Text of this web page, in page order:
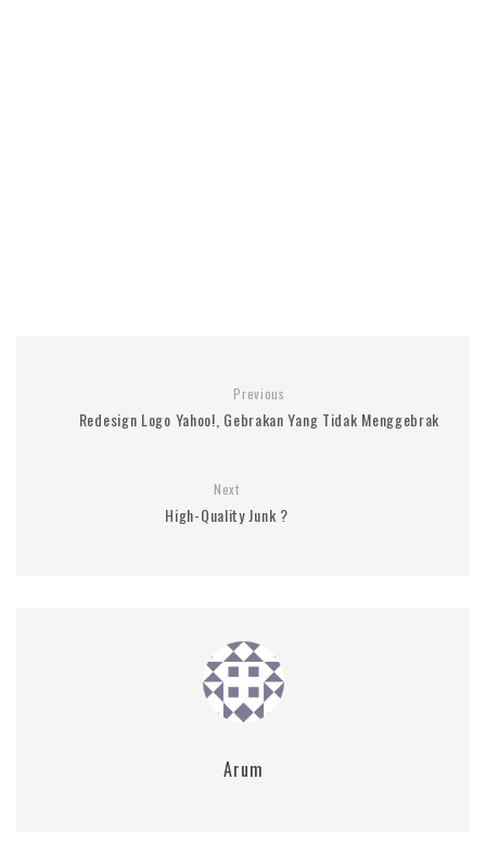
Previous
Redesign Logo Yahoo!, Gebrakan Yang Tidak Menggebrak
Next
High-Quality Junk ?
Arum